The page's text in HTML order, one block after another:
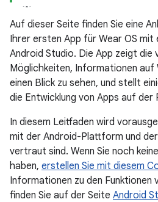
Auf dieser Seite finden Sie eine
Ihrer ersten App für Wear OS mit
Android Studio. Die App zeigt die
Möglichkeiten, Informationen auf
einen Blick zu sehen, und stellt
die Entwicklung von Apps auf
In diesem Leitfaden wird
mit der Android-Plattform und der
vertraut sind. Wenn Sie noch
haben, erstellen Sie mit diesem
Informationen zu den Funktionen
finden Sie auf der Seite Android